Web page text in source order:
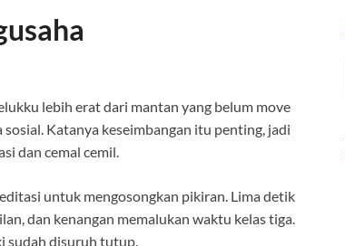
lebih erat dari mantan yang belum move
Katanya keseimbangan itu penting, jadi
dan cemal cemil.
untuk mengosongkan pikiran. Lima detik
dan kenangan memalukan waktu kelas tiga.
sudah disuruh tutup.